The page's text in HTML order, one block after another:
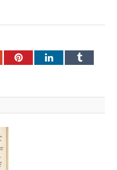
PinterestLinkedInTumblr